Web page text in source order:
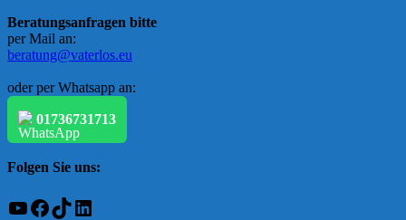
Beratungsanfragen bitte
per Mail an:
beratung@vaterlos.eu
oder per Whatsapp an:
01736731713
Folgen Sie uns:
YouTube
Facebook
TikTokLinkedIn